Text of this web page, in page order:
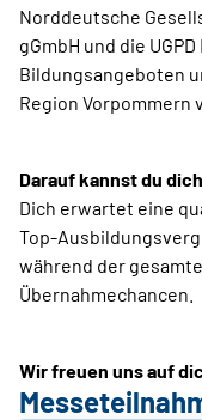
Norddeutsche
gGmbH und die
Bildungsangeboten
Region Vorpommern
Darauf kannst du
Dich erwartet eine
Top-
während der
Übernahmechancen.
Wir freuen uns auf